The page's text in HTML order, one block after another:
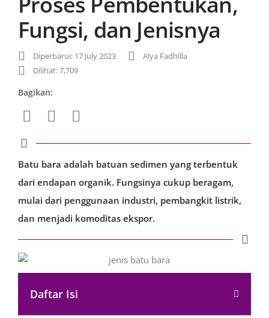
Fungsi, dan Jenisnya
Diperbarui: 17 July 2023
Alya Fadhilla
Dilihat: 7,709
Bagikan:
Batu bara adalah batuan sedimen yang terbentuk
dari endapan organik. Fungsinya cukup beragam,
mulai dari penggunaan industri, pembangkit listrik,
dan menjadi komoditas ekspor.
Daftar Isi